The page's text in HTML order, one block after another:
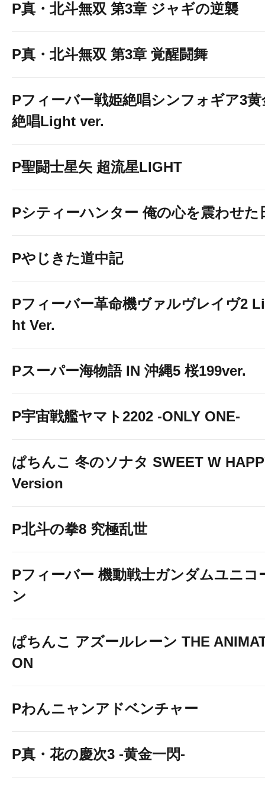
P真・北斗無双 第3章 ジャギの逆襲
P真・北斗無双 第3章 覚醒闘舞
Pフィーバー戦姫絶唱シンフォギア3黄
絶唱Light ver.
P聖闘士星矢 超流星LIGHT
Pシティーハンター 俺の心を震わせた
Pやじきた道中記
Pフィーバー革命機ヴァルヴレイヴ2
ht Ver.
Pスーパー海物語 IN 沖縄5 桜199ver.
P宇宙戦艦ヤマト2202 -ONLY ONE-
ぱちんこ 冬のソナタ SWEET W
Version
P北斗の拳8 究極乱世
Pフィーバー 機動戦士ガンダムユニコ
ン
ぱちんこ アズールレーン THE
ON
Pわんニャンアドベンチャー
P真・花の慶次3 -黄金一閃-